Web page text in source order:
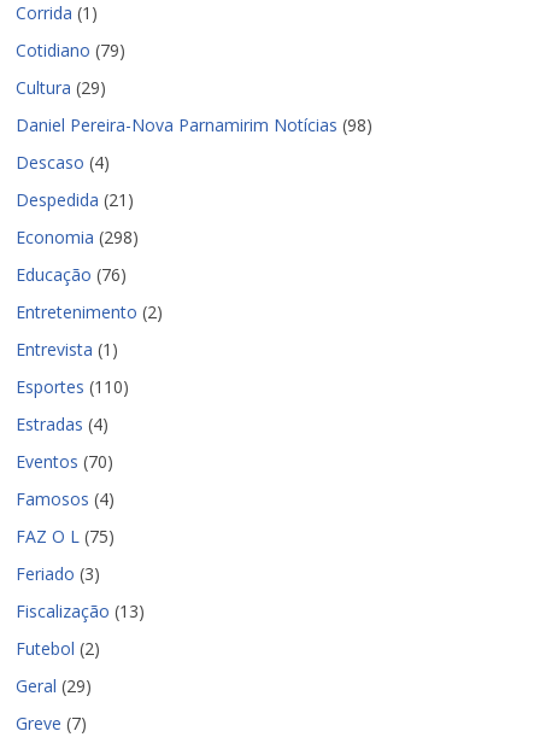
Corrida (1)
Cotidiano (79)
Cultura (29)
Daniel Pereira-Nova Parnamirim Notícias (98)
Descaso (4)
Despedida (21)
Economia (298)
Educação (76)
Entretenimento (2)
Entrevista (1)
Esportes (110)
Estradas (4)
Eventos (70)
Famosos (4)
FAZ O L (75)
Feriado (3)
Fiscalização (13)
Futebol (2)
Geral (29)
Greve (7)